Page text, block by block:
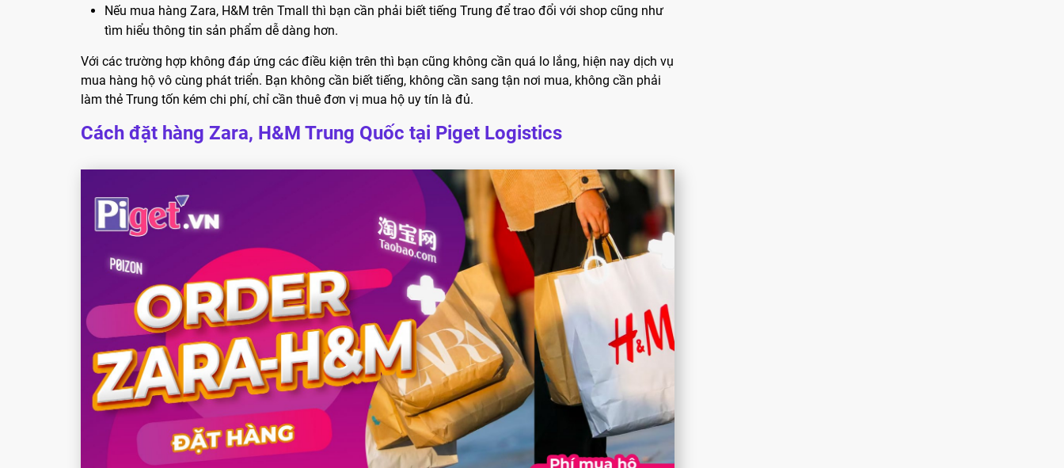
Nếu mua hàng Zara, H&M trên Tmall thì bạn cần phải biết tiếng Trung để trao đổi với shop cũng như
tìm hiểu thông tin sản phẩm dễ dàng hơn.
Với các trường hợp không đáp ứng các điều kiện trên thì bạn cũng không cần quá lo lắng, hiện nay dịch vụ
mua hàng hộ vô cùng phát triển. Bạn không cần biết tiếng, không cần sang tận nơi mua, không cần phải
làm thẻ Trung tốn kém chi phí, chỉ cần thuê đơn vị mua hộ uy tín là đủ.
Cách đặt hàng Zara, H&M Trung Quốc tại Piget Logistics